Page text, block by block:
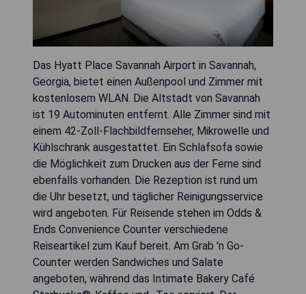
Das Hyatt Place Savannah Airport in Savannah,
Georgia, bietet einen Außenpool und Zimmer mit
kostenlosem WLAN. Die Altstadt von Savannah
ist 19 Autominuten entfernt. Alle Zimmer sind mit
einem 42-Zoll-Flachbildfernseher, Mikrowelle und
Kühlschrank ausgestattet. Ein Schlafsofa sowie
die Möglichkeit zum Drucken aus der Ferne sind
ebenfalls vorhanden. Die Rezeption ist rund um
die Uhr besetzt, und täglicher Reinigungsservice
wird angeboten. Für Reisende stehen im Odds &
Ends Convenience Counter verschiedene
Reiseartikel zum Kauf bereit. Am Grab 'n Go-
Counter werden Sandwiches und Salate
angeboten, während das Intimate Bakery Café